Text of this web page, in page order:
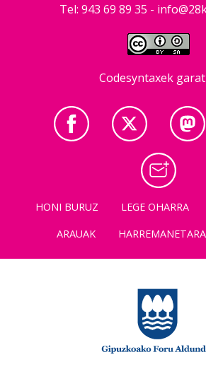
Tel: 943 69 89 35 -
Codesyntaxek
HONI BURUZ LEGE OHARRA
ARAUAK